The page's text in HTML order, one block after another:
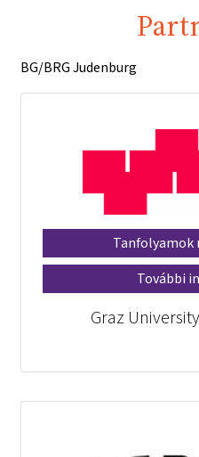
BG/BRG Judenburg
Tanfolyamok
További
Graz